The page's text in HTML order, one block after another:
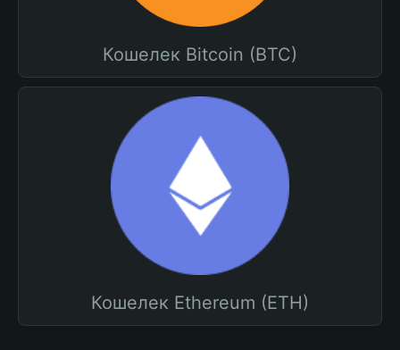
Кошелек Bitcoin (BTC)
Кошелек Ethereum (ETH)